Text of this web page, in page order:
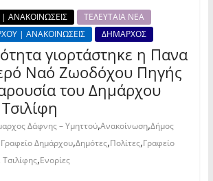
ΑΝΑΚΟΙΝΩΣΕΙΣ
ΤΕΛΕΥΤΑΙΑ ΝΕΑ
| ΑΝΑΚΟΙΝΩΣΕΙΣ
ΔΗΜΑΡΧΟΣ
γιορτάστηκε η Πανα
Ναό Ζωοδόχου Πηγής
του Δημάρχου
Δάφνης – Υμηττού,Ανακοίνωση,Δήμος
Γραφείο Δημάρχου,Δημότες,Πολίτες,Γραφείο
,Ενορίες